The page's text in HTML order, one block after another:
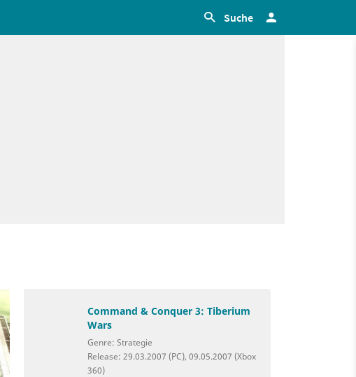
Suche
Command & Conquer 3: Tiberium
Wars
Genre: Strategie
Release: 29.03.2007 (PC), 09.05.2007 (Xbox
360)